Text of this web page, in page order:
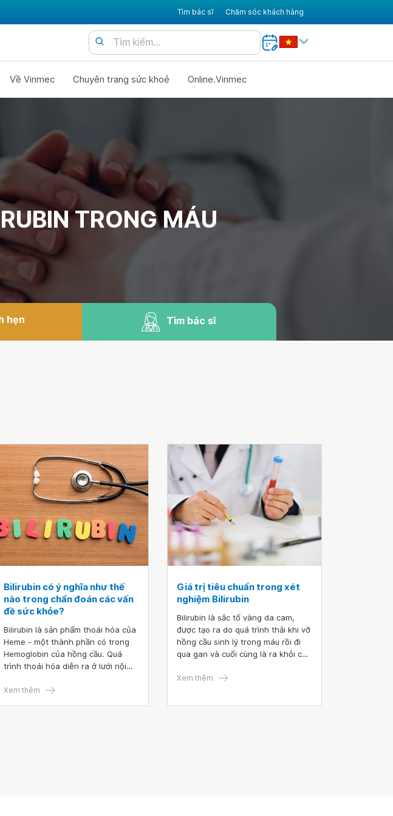
Tìm bác sĩ Chăm sóc khách hàng
Về Vinmec Chuyên trang sức khoẻ Online.Vinmec
TRONG MÁU
hẹn Tìm bác sĩ
Bilirubin có ý nghĩa như thế
nào trong chẩn đoán các vấn
đề sức khỏe?
Bilirubin là sản phẩm thoái hóa của
Heme - một thành phần có trong
Hemoglobin của hồng cầu. Quá
trình thoái hóa diễn ra ở lưới nội
xương.
Xem thêm
Giá trị tiêu chuẩn trong xét
nghiệm Bilirubin
Bilirubin là sắc tố vàng da cam,
được tạo ra do quá trình thải khi vỡ
hồng cầu sinh lý trong máu rồi đi
qua gan và cuối cùng là ra khỏi cơ
lượng Bilirubin sẽ giúp hỗ trợ cho
Xem thêm